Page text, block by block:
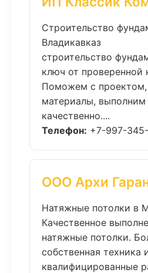
Строительство
Владикавказ
строительство
ключ от проверенной
Поможем с
материалы, выполним
качественно....
Телефон: +7-997-
ООО Архи
Натяжные потолки в
Качественное
натяжные потолки.
собственная техника
квалифицированные